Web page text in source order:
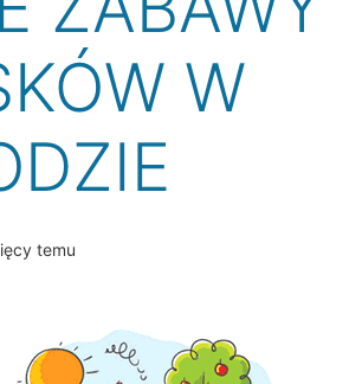
W
temu